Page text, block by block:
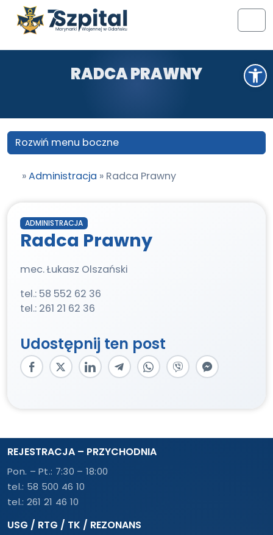
Otwórz pasek narzędzi
Przejdź do treści
Przejdź do stopki
RADCA PRAWNY
»Administracja » Radca Prawny
ADMINISTRACJA
Radca Prawny
mec. Łukasz Olszański
tel.: 58 552 62 36
tel.: 261 21 62 36
Udostępnij ten post
Rozwiń menu boczne
REJESTRACJA – PRZYCHODNIA
Pon. – Pt.: 7:30 – 18:00
tel.: 58 500 46 10
tel.: 261 21 46 10
USG / RTG / TK / REZONANS